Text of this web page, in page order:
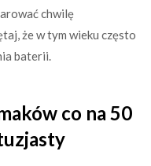
chwilę
że w tym wieku często
baterii.
co na 50